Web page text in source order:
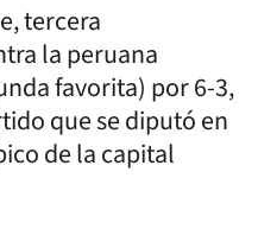
tercera
la peruana
favorita) por 6-3,
que se diputó en
de la capital